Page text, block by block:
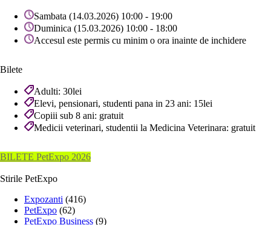
Sambata (14.03.2026) 10:00 - 19:00
Duminica (15.03.2026) 10:00 - 18:00
Accesul este permis cu minim o ora inainte de inchidere
Bilete
Adulti: 30lei
Elevi, pensionari, studenti pana in 23 ani: 15lei
Copiii sub 8 ani: gratuit
Medicii veterinari, studentii la Medicina Veterinara: gratuit
BILETE PetExpo 2026
Stirile PetExpo
Expozanti (416)
PetExpo (62)
PetExpo Business (9)